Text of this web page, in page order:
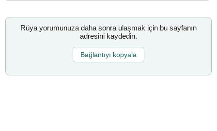
Rüya yorumunuza daha sonra ulaşmak için bu sayfanın
adresini kaydedin.
Bağlantıyı kopyala